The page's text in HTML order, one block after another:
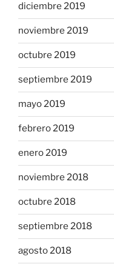
diciembre 2019
noviembre 2019
octubre 2019
septiembre 2019
mayo 2019
febrero 2019
enero 2019
noviembre 2018
octubre 2018
septiembre 2018
agosto 2018